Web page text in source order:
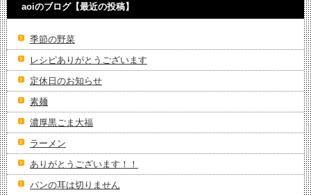
aoiのブログ【最近の投稿】
季節の野菜
レシピありがとうございます
定休日のお知らせ
素麺
濃厚黒ごま大福
ラーメン
ありがとうございます！！
パンの耳は切りません